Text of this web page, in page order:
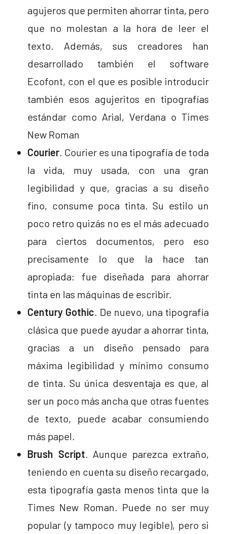
agujeros que permiten ahorrar tinta, pero
que no molestan a la hora de leer el
texto. Además, sus creadores han
desarrollado también el software
Ecofont, con el que es posible introducir
también esos agujeritos en tipografías
estándar como Arial, Verdana o Times
New Roman
Courier. Courier es una tipografía de toda
la vida, muy usada, con una gran
legibilidad y que, gracias a su diseño
fino, consume poca tinta. Su estilo un
poco retro quizás no es el más adecuado
para ciertos documentos, pero eso
precisamente lo que la hace tan
apropiada: fue diseñada para ahorrar
tinta en las máquinas de escribir.
Century Gothic. De nuevo, una tipografía
clásica que puede ayudar a ahorrar tinta,
gracias a un diseño pensado para
máxima legibilidad y mínimo consumo
de tinta. Su única desventaja es que, al
ser un poco más ancha que otras fuentes
de texto, puede acabar consumiendo
más papel.
Brush Script. Aunque parezca extraño,
teniendo en cuenta su diseño recargado,
esta tipografía gasta menos tinta que la
Times New Roman. Puede no ser muy
popular (y tampoco muy legible), pero si